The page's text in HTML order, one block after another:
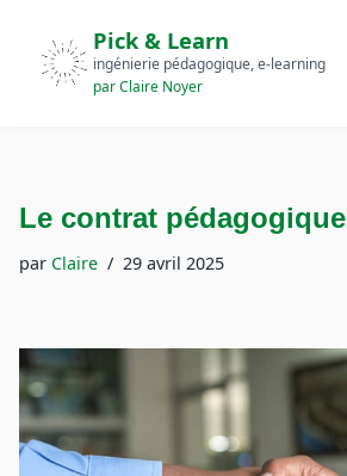
Pick & Learn
ingénierie pédagogique, e‑learning
par Claire Noyer
Le contrat pédagogique
par Claire 29 avril 2025